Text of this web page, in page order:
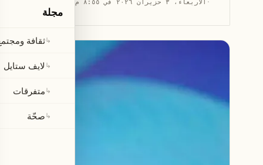
· الأربعاء، ٣ حزيران ٢٠٢٦ في ٨:٥٥ م
مجلة
↳ثقافة
↳ لايف ستايل
↳متفرقات
↳صحّة